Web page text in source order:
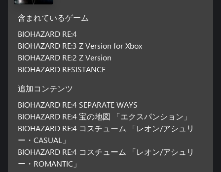
含まれているゲーム
BIOHAZARD RE:4
BIOHAZARD RE:3 Z Version for Xbox
BIOHAZARD RE:2 Z Version
BIOHAZARD RESISTANCE
追加コンテンツ
BIOHAZARD RE:4 SEPARATE WAYS
BIOHAZARD RE:4 宝の地図 「エクスパンション」
BIOHAZARD RE:4 コスチューム 「レオン/アシュリ
ー・CASUAL」
BIOHAZARD RE:4 コスチューム 「レオン/アシュリ
ー・ROMANTIC」